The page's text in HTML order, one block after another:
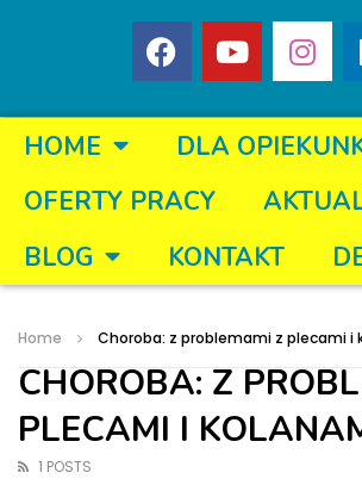
HOME
DLA
OFERTY PRACY
BLOG
KONTAKT
Home Choroba: z problemami z plecami i
CHOROBA: Z
PLECAMI I
1 POSTS